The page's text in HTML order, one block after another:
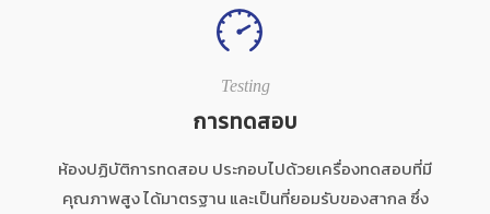
Testing
การทดสอบ
ห้องปฏิบัติการทดสอบ ประกอบไปด้วยเครื่องทดสอบที่มี
คุณภาพสูง ได้มาตรฐาน และเป็นที่ยอมรับของสากล ซึ่ง